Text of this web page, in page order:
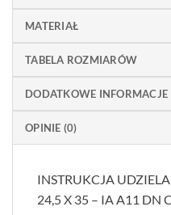
MATERIAŁ
TABELA ROZMIARÓW
DODATKOWE INFORMACJE
OPINIE (0)
INSTRUKCJA
24,5 X 35 – IA A11 DN